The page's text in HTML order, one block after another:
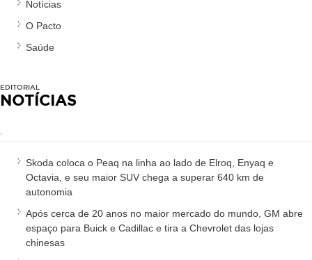
Notícias
O Pacto
Saúde
EDITORIAL
NOTÍCIAS
.
Skoda coloca o Peaq na linha ao lado de Elroq, Enyaq e
Octavia, e seu maior SUV chega a superar 640 km de
autonomia
Após cerca de 20 anos no maior mercado do mundo, GM abre
espaço para Buick e Cadillac e tira a Chevrolet das lojas
chinesas